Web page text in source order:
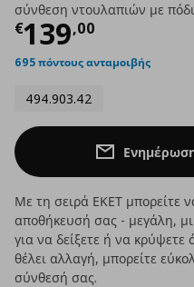
σύνθεση ντουλαπιών με
€139,00
Τρέχουσα
695 πόντους ανταμοιβής
494.903.42
Με τη σειρά ΕΚΕΤ μπορείτε
αποθήκευσή σας - μεγάλη,
για να δείξετε ή να κρύψετε
θέλει αλλαγή, μπορείτε
σύνθεσή σας.